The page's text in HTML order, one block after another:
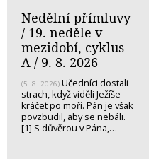
Nedělní přímluvy
/ 19. neděle v
mezidobí, cyklus
A / 9. 8. 2026
(5. 8. 2026) Učedníci dostali
strach, když viděli Ježíše
kráčet po moři. Pán je však
povzbudil, aby se nebáli.
[1] S důvěrou v Pána,…